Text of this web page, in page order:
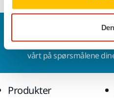
Vil du vite mer?Ta
vårt på spørsmålene
Produkter